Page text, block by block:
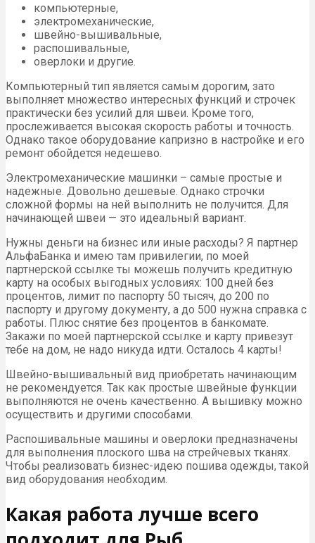
компьютерные,
электромеханические,
швейно-вышивальные,
распошивальные,
оверлоки и другие.
Компьютерный тип является самым дорогим, зато
выполняет множество интересных функций и строчек
практически без усилий для швеи. Кроме того,
прослеживается высокая скорость работы и точность.
Однако такое оборудование капризно в настройке и его
ремонт обойдется недешево.
Электромеханические машинки – самые простые и
надежные. Довольно дешевые. Однако строчки
сложной формы на ней выполнить не получится. Для
начинающей швеи — это идеальный вариант.
Нужны деньги на бизнес или иные расходы? Я партнер
АльфаБанка и имею там привилегии, по моей
партнерской ссылке ты можешь получить кредитную
карту на особых выгодных условиях: 100 дней без
процентов, лимит по паспорту 50 тысяч, до 200 по
паспорту и другому документу, а до 500 нужна справка с
работы. Плюс снятие без процентов в банкомате.
Закажи по моей партнерской ссылке и карту привезут
тебе на дом, не надо никуда идти. Осталось 4 карты!
Швейно-вышивальный вид приобретать начинающим
не рекомендуется. Так как простые швейные функции
выполняются не очень качественно. А вышивку можно
осуществить и другими способами.
Распошивальные машины и оверлоки предназначены
для выполнения плоского шва на стрейчевых тканях.
Чтобы реализовать бизнес-идею пошива одежды, такой
вид оборудования необходим.
Какая работа лучше всего